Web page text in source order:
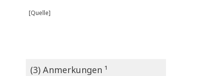
[Quelle]
(3) Anmerkungen ¹